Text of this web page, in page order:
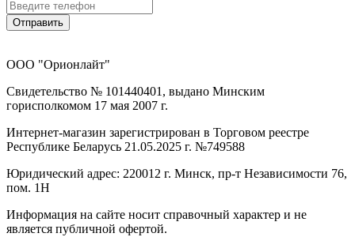
Отправить
ООО "Орионлайт"
Свидетельство № 101440401, выдано Минским
горисполкомом 17 мая 2007 г.
Интернет-магазин зарегистрирован в Торговом реестре
Республике Беларусь 21.05.2025 г. №749588
Юридический адрес: 220012 г. Минск, пр-т Независимости 76,
пом. 1Н
Информация на сайте носит справочный характер и не
является публичной офертой.